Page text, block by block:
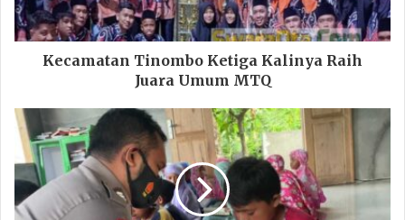
Kecamatan Tinombo Ketiga Kalinya Raih
Juara Umum MTQ